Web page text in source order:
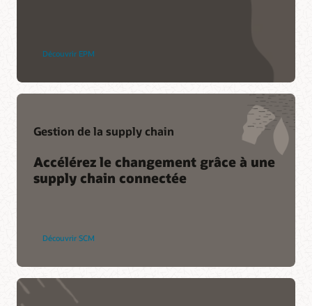
Services de migration de Soar vers le cloud
Trouver un partenaire
Découvrir EPM
Gestion de la supply chain
Accélérez le changement grâce à une
supply chain connectée
Découvrir SCM